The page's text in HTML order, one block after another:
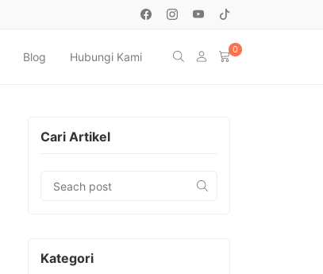
Blog Hubungi Kami
0
Cari Artikel
Kategori